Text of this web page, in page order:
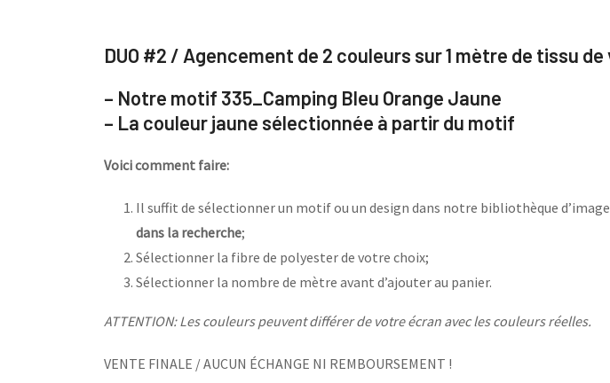
DUO #2 / Agencement de 2 couleurs sur 1 mètre de tissu
– Notre motif 335_Camping Bleu Orange Jaune
– La couleur jaune sélectionnée à partir du motif
Voici comment faire:
Il suffit de sélectionner un motif ou un design dans notre bibliothèque
dans la recherche;
Sélectionner la fibre de polyester de votre choix;
Sélectionner la nombre de mètre avant d’ajouter au panier.
ATTENTION: Les couleurs peuvent différer de votre écran avec les couleurs réelles.
VENTE FINALE / AUCUN ÉCHANGE NI REMBOURSEMENT !